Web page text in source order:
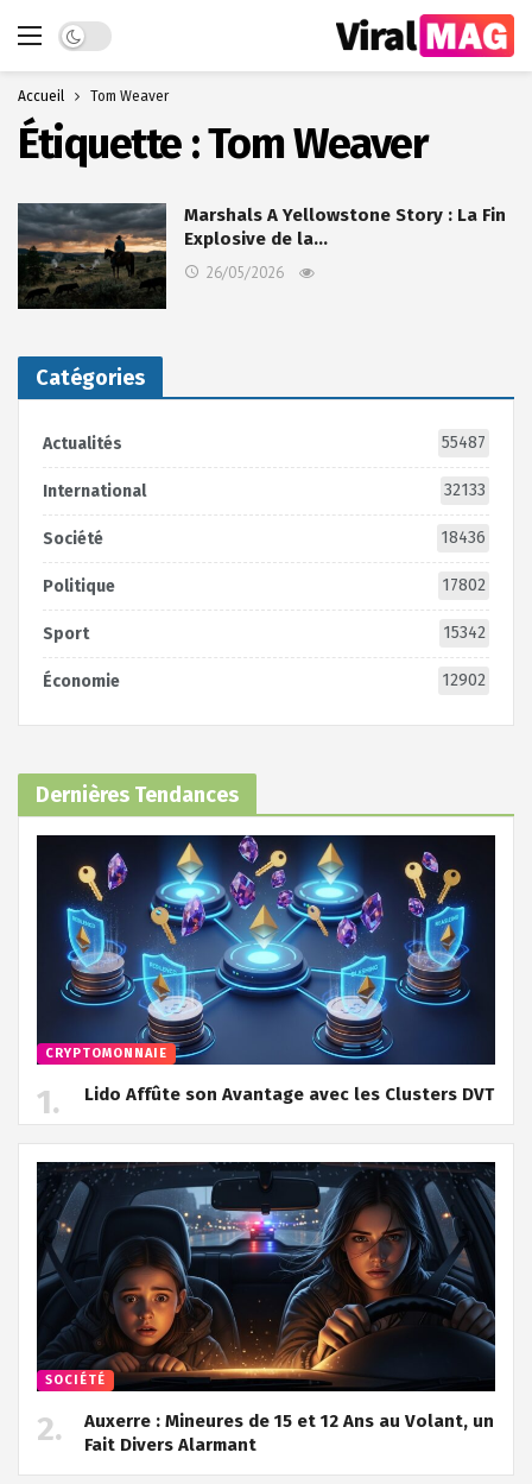
Dark mode
Accueil Tom Weaver
Étiquette :Tom Weaver
Marshals A Yellowstone Story : La Fin
Explosive de la…
26/05/2026
Catégories
Actualités 55487
International 32133
Société 18436
Politique 17802
Sport 15342
Économie 12902
Dernières Tendances
CRYPTOMONNAIE
Lido Affûte son Avantage avec les Clusters DVT
SOCIÉTÉ
Auxerre : Mineures de 15 et 12 Ans au Volant, un
Fait Divers Alarmant